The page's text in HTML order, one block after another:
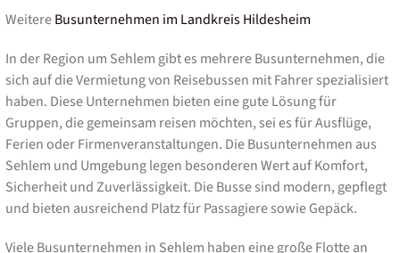
WeitereBusunternehmen im Landkreis Hildesheim
In der Region um Sehlem gibt es mehrere Busunternehmen, die
sich auf die Vermietung von Reisebussen mit Fahrer spezialisiert
haben. Diese Unternehmen bieten eine gute Lösung für
Gruppen, die gemeinsam reisen möchten, sei es für Ausflüge,
Ferien oder Firmenveranstaltungen. Die Busunternehmen aus
Sehlem und Umgebung legen besonderen Wert auf Komfort,
Sicherheit und Zuverlässigkeit. Die Busse sind modern, gepflegt
und bieten ausreichend Platz für Passagiere sowie Gepäck.
Viele Busunternehmen in Sehlem haben eine große Flotte an